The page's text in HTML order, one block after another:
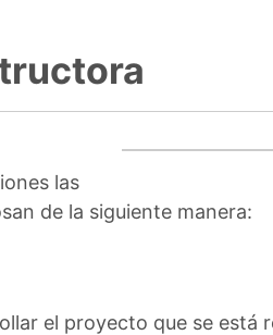
las
de la siguiente manera:
el proyecto que se está